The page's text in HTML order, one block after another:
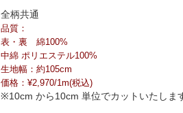
全柄共通
品質：
表・裏 綿100%
中綿 ポリエステル100%
生地幅：約105cm
価格：¥2,970/1m(税込)
※10cm から10cm 単位でカットいたし